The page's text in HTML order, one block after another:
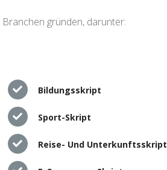
gründen, darunter:
Bildungsskript
Sport-Skript
Reise- Und Unterkunftsskript